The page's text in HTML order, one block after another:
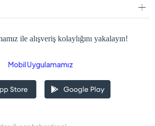
ile alışveriş kolaylığını yakalayın!
Mobil Uygulamamız